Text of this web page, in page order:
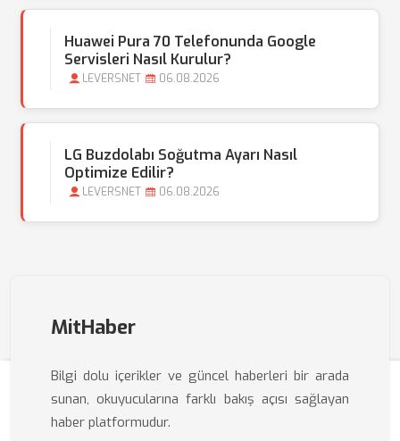
Huawei Pura 70 Telefonunda Google
Servisleri Nasıl Kurulur?
LEVERSNET 06.08.2026
LG Buzdolabı Soğutma Ayarı Nasıl
Optimize Edilir?
LEVERSNET 06.08.2026
MitHaber
Bilgi dolu içerikler ve güncel haberleri bir arada
sunan, okuyucularına farklı bakış açısı sağlayan
haber platformudur.